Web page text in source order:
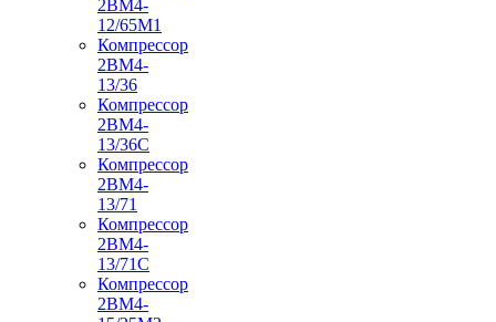
2ВМ4-
12/65М1
Компрессор
2ВМ4-
13/36
Компрессор
2ВМ4-
13/36С
Компрессор
2ВМ4-
13/71
Компрессор
2ВМ4-
13/71С
Компрессор
2ВМ4-